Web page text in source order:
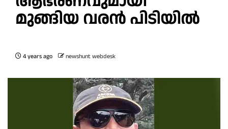
മുങ്ങിയ വരൻ പിടിയിൽ
4 years ago newshunt webdesk